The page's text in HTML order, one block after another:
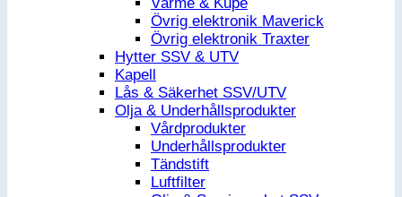
Värme & Kupé
Övrig elektronik Maverick
Övrig elektronik Traxter
Hytter SSV & UTV
Kapell
Lås & Säkerhet SSV/UTV
Olja & Underhållsprodukter
Vårdprodukter
Underhållsprodukter
Tändstift
Luftfilter